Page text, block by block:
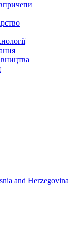
and Herzegovina